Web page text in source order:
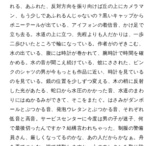
れる、あふれた、反対方向を振り向けば丘の上にカメラマ
ン、もう少しであふれるんじゃないの？黒いキャップから
ポニーテールが出ている、アイフォンの着信音、かけ足で
立ち去る。水道の上に立つ、先程よりも人だかりは、一歩
二歩ひいたところで輪になっている。作者がのぞきこむ、
水の出ている、腹には時計が巻かれて、腕時計で時間を確
かめる。水の音が聞こえ続けている、蚊にさされた、ピン
クのシャツの男が今もっとも作品に近い、時計を見ている
のを見ている。鏡の位置を少しずつ変える、木の梢に反射
した光があたる、蛇口から水圧のかかった音、水道のまわ
りにはぬかるみができて、そこをまたぐ。はさみがダンボ
ールとぶつかる音、発泡ウレタンとぶつかる音、それぞれ
低音と高音。サービスセンターに今度は男の子が迷子、何
で最後切ったんですか？結構言われちゃった、制服の警備
員さん、厳しくなってるのかな、あの人だからかなぁ。舟